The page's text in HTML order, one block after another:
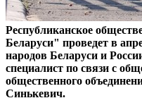
Республиканское
Беларуси" проведет в
народов Беларуси и
специалист по связи с
общественного
Синькевич.